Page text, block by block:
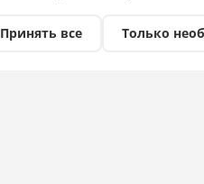
Принять все Только